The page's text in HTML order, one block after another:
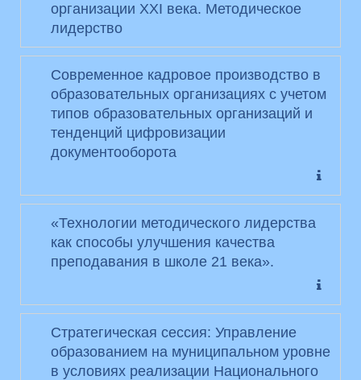
организации XXI века. Методическое
лидерство
Современное кадровое производство в
образовательных организациях с учетом
типов образовательных организаций и
тенденций цифровизации
документооборота
«Технологии методического лидерства
как способы улучшения качества
преподавания в школе 21 века».
Стратегическая сессия: Управление
образованием на муниципальном уровне
в условиях реализации Национального